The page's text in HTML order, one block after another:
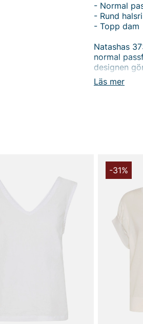
Läs mer
- Normal
- Rund
- Topp dam
Natashas
normal
designen
kombinerar
egenskaper
en enkel
bevara
Tack för
Vingåker.
-31%